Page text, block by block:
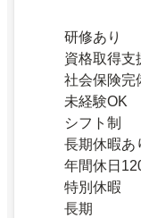
研修あり
資格取得支
社会保険完
未経験OK
シフト制
長期休暇あ
年間休日
特別休暇
長期